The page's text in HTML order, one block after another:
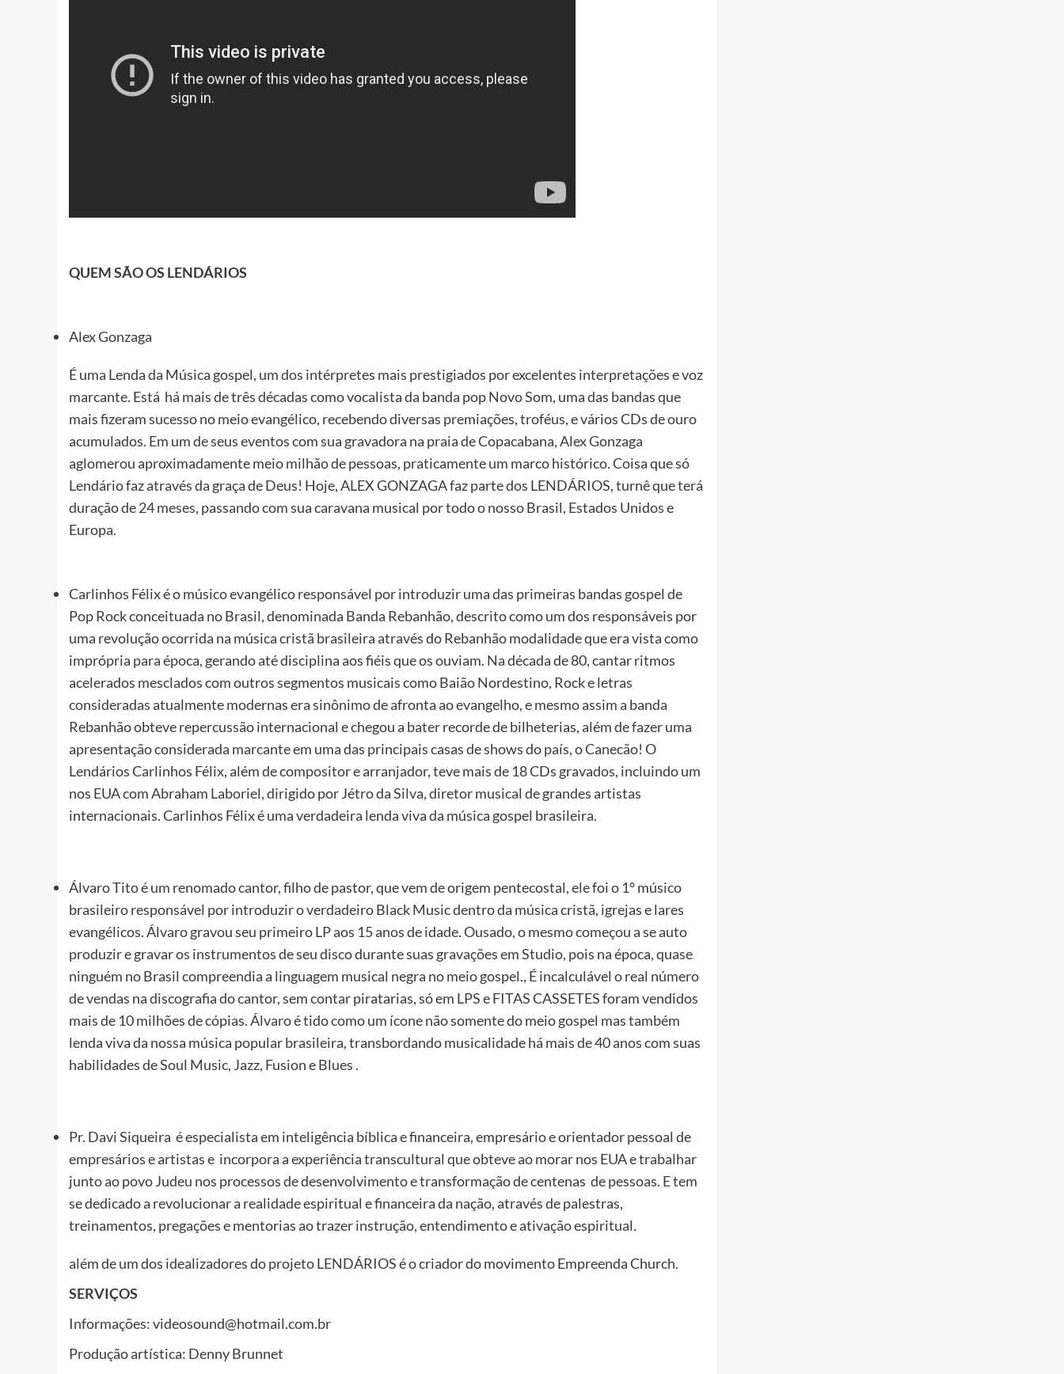
QUEM SÃO OS LENDÁRIOS
Alex Gonzaga
É uma Lenda da Música gospel, um dos intérpretes mais prestigiados por excelentes interpretações e voz
marcante. Está há mais de três décadas como vocalista da banda pop Novo Som, uma das bandas que
mais fizeram sucesso no meio evangélico, recebendo diversas premiações, troféus, e vários CDs de ouro
acumulados. Em um de seus eventos com sua gravadora na praia de Copacabana, Alex Gonzaga
aglomerou aproximadamente meio milhão de pessoas, praticamente um marco histórico. Coisa que só
Lendário faz através da graça de Deus! Hoje, ALEX GONZAGA faz parte dos LENDÁRIOS, turnê que terá
duração de 24 meses, passando com sua caravana musical por todo o nosso Brasil, Estados Unidos e
Europa.
Carlinhos Félix é o músico evangélico responsável por introduzir uma das primeiras bandas gospel de
Pop Rock conceituada no Brasil, denominada Banda Rebanhão, descrito como um dos responsáveis por
uma revolução ocorrida na música cristã brasileira através do Rebanhão modalidade que era vista como
imprópria para época, gerando até disciplina aos fiéis que os ouviam. Na década de 80, cantar ritmos
acelerados mesclados com outros segmentos musicais como Baião Nordestino, Rock e letras
consideradas atualmente modernas era sinônimo de afronta ao evangelho, e mesmo assim a banda
Rebanhão obteve repercussão internacional e chegou a bater recorde de bilheterias, além de fazer uma
apresentação considerada marcante em uma das principais casas de shows do país, o Canecão! O
Lendários Carlinhos Félix, além de compositor e arranjador, teve mais de 18 CDs gravados, incluindo um
nos EUA com Abraham Laboriel, dirigido por Jétro da Silva, diretor musical de grandes artistas
internacionais. Carlinhos Félix é uma verdadeira lenda viva da música gospel brasileira.
Álvaro Tito é um renomado cantor, filho de pastor, que vem de origem pentecostal, ele foi o 1° músico
brasileiro responsável por introduzir o verdadeiro Black Music dentro da música cristã, igrejas e lares
evangélicos. Álvaro gravou seu primeiro LP aos 15 anos de idade. Ousado, o mesmo começou a se auto
produzir e gravar os instrumentos de seu disco durante suas gravações em Studio, pois na época, quase
ninguém no Brasil compreendia a linguagem musical negra no meio gospel., É incalculável o real número
de vendas na discografia do cantor, sem contar piratarias, só em LPS e FITAS CASSETES foram vendidos
mais de 10 milhões de cópias. Álvaro é tido como um ícone não somente do meio gospel mas também
lenda viva da nossa música popular brasileira, transbordando musicalidade há mais de 40 anos com suas
habilidades de Soul Music, Jazz, Fusion e Blues .
Pr. Davi Siqueira é especialista em inteligência bíblica e financeira, empresário e orientador pessoal de
empresários e artistas e incorpora a experiência transcultural que obteve ao morar nos EUA e trabalhar
junto ao povo Judeu nos processos de desenvolvimento e transformação de centenas de pessoas. E tem
se dedicado a revolucionar a realidade espiritual e financeira da nação, através de palestras,
treinamentos, pregações e mentorias ao trazer instrução, entendimento e ativação espiritual.
além de um dos idealizadores do projeto LENDÁRIOS é o criador do movimento Empreenda Church.
SERVIÇOS
Informações: videosound@hotmail.com.br
Produção artística: Denny Brunnet